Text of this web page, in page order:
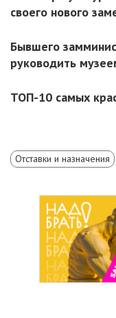
своего нового
Бывшего
руководить
ТОП-10 самых
Отставки и назначения